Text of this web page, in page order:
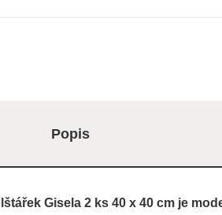
Popis
Gisela 2 ks 40 x 40 cm je